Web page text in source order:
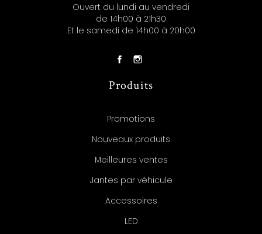
Ouvert du lundi au vendredi
de 14h00 à 21h30
Et le samedi de 14h00 à 20h00
Produits
Promotions
Nouveaux produits
Meilleures ventes
Jantes par véhicule
Accessoires
LED